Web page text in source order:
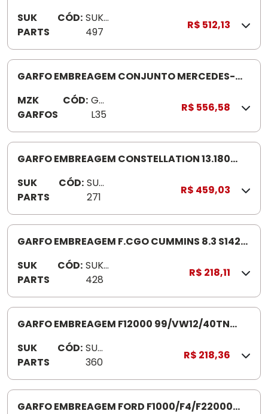
SUK
PARTS
CÓD: SUK
497
R$ 512,13
GARFO EMBREAGEM CONJUNTO MERCEDES-
MZK
GARFOS
CÓD: GD
L35
0.19
S
R$ 556,58
GARFO EMBREAGEM CONSTELLATION 13.180
SUK
PARTS
CÓD: SUK
271
R$ 459,03
GARFO EMBREAGEM F.CGO CUMMINS 8.3 S1422
SUK
PARTS
CÓD: SUK
428
R$ 218,11
GARFO EMBREAGEM F12000 99/VW12/40TN
SUK
PARTS
CÓD: SUK
360
R$ 218,36
GARFO EMBREAGEM FORD F1000/F4/F22000